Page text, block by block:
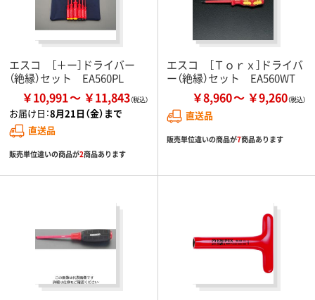
エスコ ［＋ー］ドライバー
（絶縁）セット EA560PL
￥10,991 ￥11,843
お届け日：8月21日（金）まで
直送品
販売単位違いの商品が2商品あります
エスコ ［Ｔｏｒｘ］ドライバ
ー（絶縁）セット EA560WT
￥8,960 ￥9,260
直送品
販売単位違いの商品が7商品あります